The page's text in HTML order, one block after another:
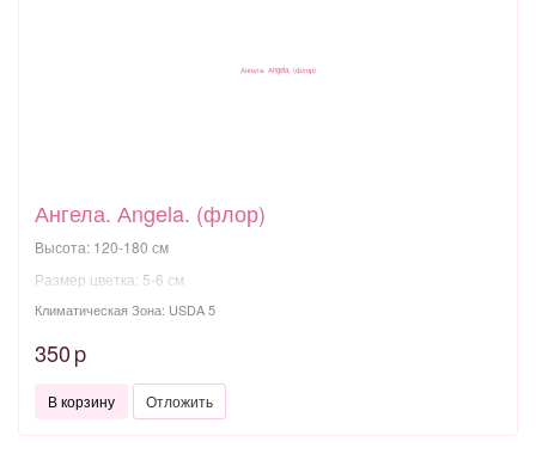
Ангела. Аngela. (флор)
Высота: 120-180 см
Размер цветка: 5-6 см
Климатическая Зона: USDA 5
350 p
В корзину Отложить